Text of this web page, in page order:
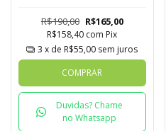
R$190,00 R$165,00
R$158,40 com Pix
3 x de R$55,00 sem juros
COMPRAR
Duvidas? Chame
no Whatsapp